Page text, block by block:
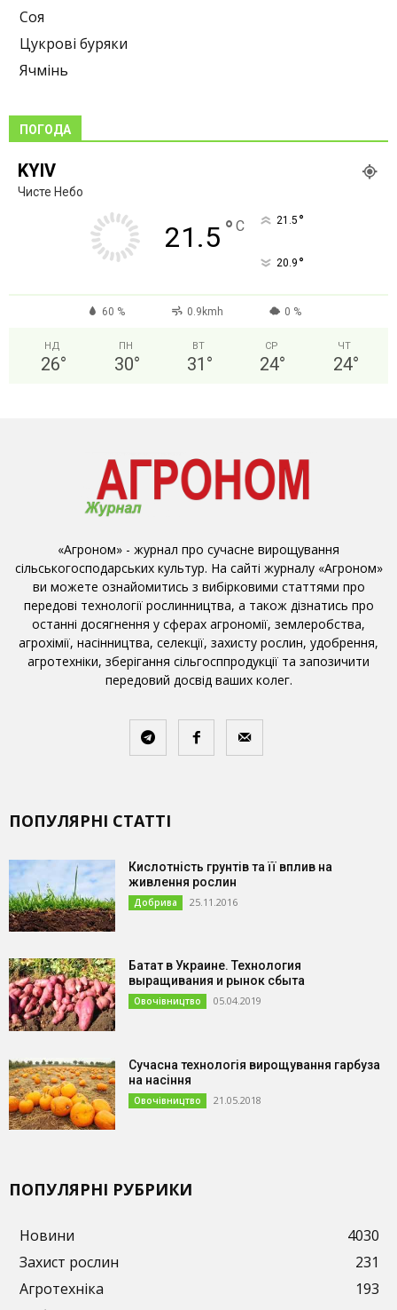
Соя
Цукрові буряки
Ячмінь
ПОГОДА
KYIV
Чисте Небо
21.5 ° C 21.5 °
20.9 °
60 % 0.9kmh 0 %
НД
26°
ПН
30°
ВТ
31 °
СР
24°
ЧТ
24°
«Агроном» - журнал про сучасне вирощування
сільськогосподарських культур. На сайті журналу «Агроном»
ви можете ознайомитись з вибірковими статтями про
передові технології рослинництва, а також дізнатись про
останні досягнення у сферах агрономії, землеробства,
агрохімії, насінництва, селекції, захисту рослин, удобрення,
агротехніки, зберігання сільгосппродукції та запозичити
передовий досвід ваших колег.
ПОПУЛЯРНІ СТАТТІ
Кислотність грунтів та її вплив на
живлення рослин
Добрива 25.11.2016
Батат в Украине. Технология
выращивания и рынок сбыта
Овочівництво 05.04.2019
Сучасна технологія вирощування гарбуза
на насіння
Овочівництво 21.05.2018
ПОПУЛЯРНІ РУБРИКИ
Новини
4030
Захист рослин
231
Агротехніка
193